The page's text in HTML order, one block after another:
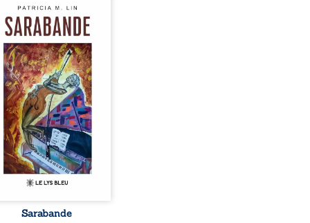
crépitants de l’été,
le silence ouaté de la
en hiver, Au cours de
pâles, Dans la clarté
de la lune, Rêves,
révoltes et espoirs…
s’assemblent, colorés,
aux règles de la
mais chantant en
Ils forment une
passionnée souvent,
Sarabande